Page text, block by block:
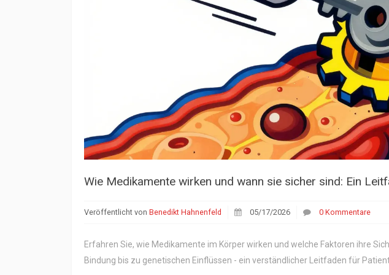
Wie Medikamente wirken und wann sie sicher sind: Ein
Veröffentlicht von Benedikt Hahnenfeld 05/17/2026 0 Kommentare
Erfahren Sie, wie Medikamente im Körper wirken und welche Faktoren ihre
Bindung bis zu genetischen Einflüssen - ein verständlicher Leitfaden für